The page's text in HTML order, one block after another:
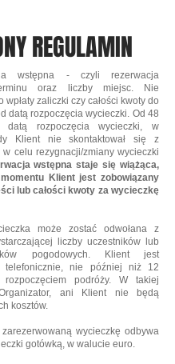
REGULAMIN
wstępna - czyli rezerwacja
oraz liczby miejsc. Nie
wpłaty zaliczki czy całości kwoty do
datą rozpoczęcia wycieczki. Od 48
datą rozpoczęcia wycieczki, w
Klient nie skontaktował się z
w celu rezygnacji/zmiany wycieczki
wstępna staje się wiążąca,
Klient jest zobowiązany
lub całości kwoty za wycieczkę
może zostać odwołana z
liczby uczestników lub
pogodowych. Klient jest
telefonicznie, nie później niż 12
podróży. W takiej
ani Klient nie będą
kosztów.
zarezerwowaną wycieczkę odbywa
gotówką, w walucie euro.